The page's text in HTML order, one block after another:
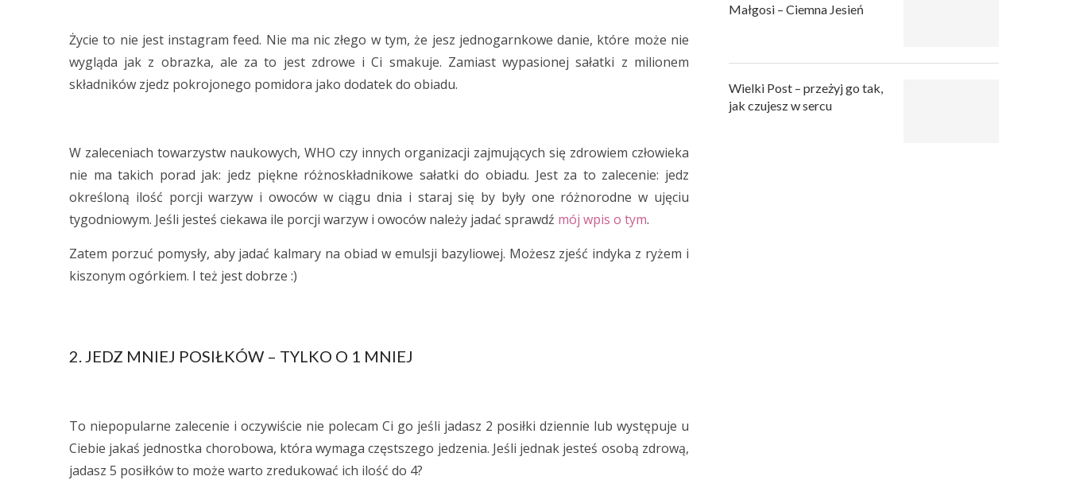
Życie to nie jest instagram feed. Nie ma nic złego w tym, że jesz jednogarnkowe danie, które może nie
wygląda jak z obrazka, ale za to jest zdrowe i Ci smakuje. Zamiast wypasionej sałatki z milionem
składników zjedz pokrojonego pomidora jako dodatek do obiadu.
W zaleceniach towarzystw naukowych, WHO czy innych organizacji zajmujących się zdrowiem człowieka
nie ma takich porad jak: jedz piękne różnoskładnikowe sałatki do obiadu. Jest za to zalecenie: jedz
określoną ilość porcji warzyw i owoców w ciągu dnia i staraj się by były one różnorodne w ujęciu
tygodniowym. Jeśli jesteś ciekawa ile porcji warzyw i owoców należy jadać sprawdź mój wpis o tym.
Zatem porzuć pomysły, aby jadać kalmary na obiad w emulsji bazyliowej. Możesz zjeść indyka z ryżem i
kiszonym ogórkiem. I też jest dobrze :)
2. JEDZ MNIEJ POSIŁKÓW – TYLKO O 1 MNIEJ
To niepopularne zalecenie i oczywiście nie polecam Ci go jeśli jadasz 2 posiłki dziennie lub występuje u
Ciebie jakaś jednostka chorobowa, która wymaga częstszego jedzenia. Jeśli jednak jesteś osobą zdrową,
jadasz 5 posiłków to może warto zredukować ich ilość do 4?
Małgosi – Ciemna Jesień
Wielki Post – przeżyj go tak,
jak czujesz w sercu